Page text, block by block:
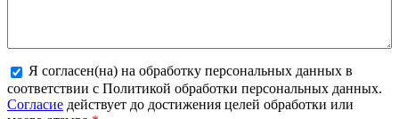
Более подробная информация о текстовых форматах
Я согласен(на) на обработку персональных данных в
соответствии с Политикой обработки персональных данных.
Согласие действует до достижения целей обработки или